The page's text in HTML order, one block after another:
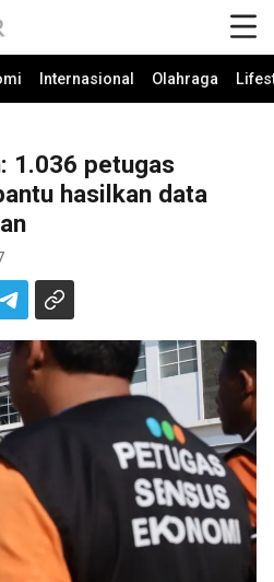
Internasional Olahraga
1.036 petugas
hasilkan data